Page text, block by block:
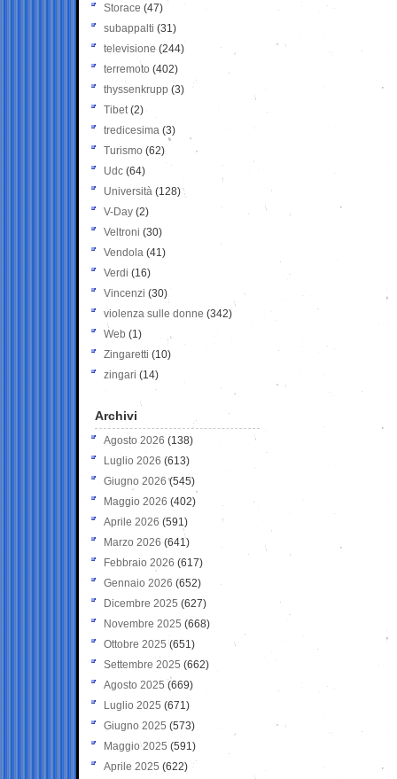
Storace (47)
subappalti (31)
televisione(244)
terremoto (402)
thyssenkrupp (3)
Tibet(2)
tredicesima (3)
Turismo (62)
Udc (64)
Università (128)
V-Day (2)
Veltroni (30)
Vendola (41)
Verdi (16)
Vincenzi (30)
violenza sulle donne (342)
Web (1)
Zingaretti (10)
zingari (14)
Archivi
Agosto 2026 (138)
Luglio 2026 (613)
Giugno 2026 (545)
Maggio 2026 (402)
Aprile 2026 (591)
Marzo 2026 (641)
Febbraio 2026 (617)
Gennaio 2026 (652)
Dicembre 2025 (627)
Novembre 2025 (668)
Ottobre 2025 (651)
Settembre 2025 (662)
Agosto 2025 (669)
Luglio 2025 (671)
Giugno 2025 (573)
Maggio 2025 (591)
Aprile 2025 (622)